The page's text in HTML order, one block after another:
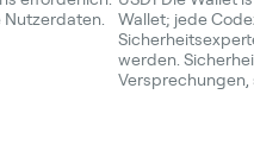
Wallet; jede
werden.
Versprechungen,